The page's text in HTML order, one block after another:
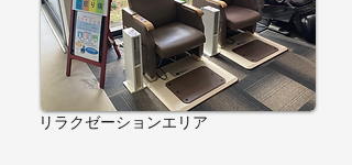
​リラクゼーションエリア